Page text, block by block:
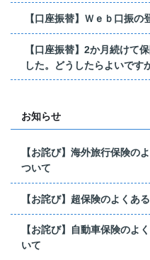
【口座振替】Ｗｅｂ口振の
【口座振替】2か月続けて
した。どうしたらよいです
お知らせ
【お詫び】海外旅行保険の
ついて
【お詫び】超保険のよくあ
【お詫び】自動車保険のよ
いて